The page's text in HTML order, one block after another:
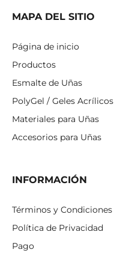
MAPA DEL SITIO
Página de inicio
Productos
Esmalte de Uñas
PolyGel / Geles Acrílicos
Materiales para Uñas
Accesorios para Uñas
INFORMACIÓN
Términos y Condiciones
Política de Privacidad
Pago